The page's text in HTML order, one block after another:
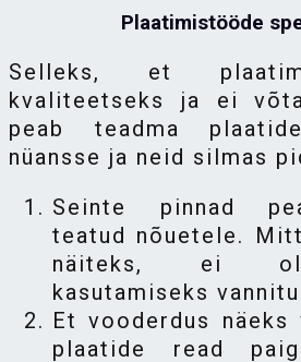
Plaatimistööde
Selleks, et
kvaliteetseks ja ei
peab teadma
nüansse ja neid silmas
Seinte pinnad
teatud nõuetele.
näiteks, ei
kasutamiseks
Et vooderdus näeks
plaatide read